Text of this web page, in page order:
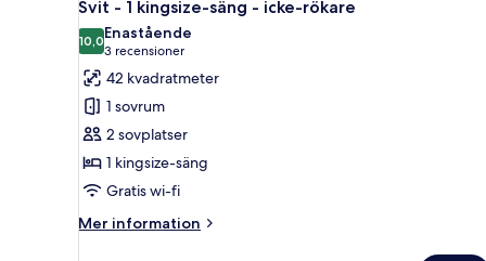
icke-
rökare
alla
foton
för
Svit
-
1
kingsize-
säng
-
Svit - 1 kingsize-säng - icke-rökare
10,010,0 av 10
Enastående
3 recensioner
(3 recensioner)
42 kvadratmeter
1 sovrum
2 sovplatser
1 kingsize-säng
Gratis wi-fi
Mer information
Mer